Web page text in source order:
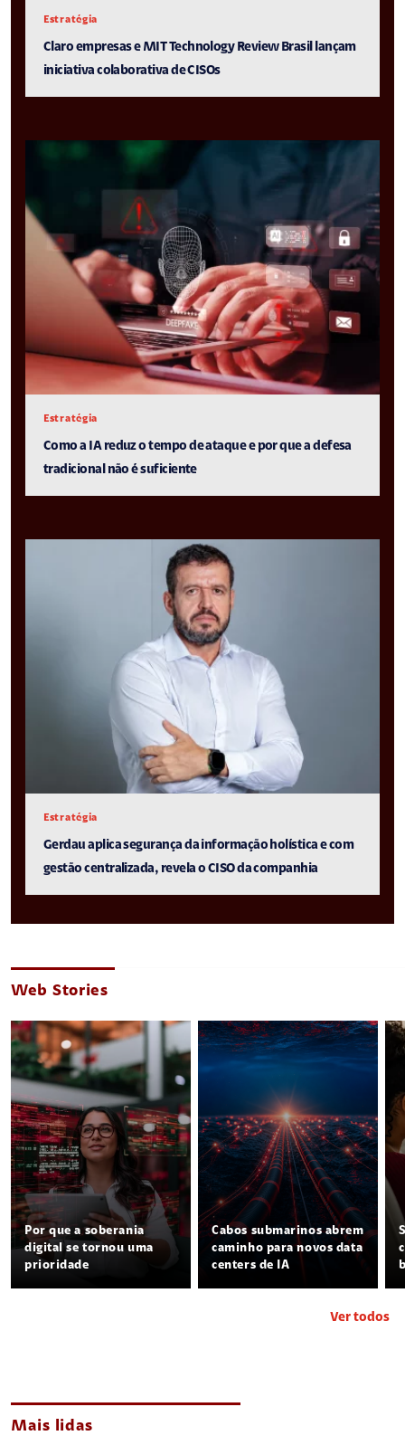
Estratégia
Claro empresas e MIT Technology Review Brasil lançam
iniciativa colaborativa de CISOs
Estratégia
Como a IA reduz o tempo de ataque e por que a defesa
tradicional não é suficiente
Estratégia
Gerdau aplica segurança da informação holística e com
gestão centralizada, revela o CISO da companhia
Web Stories
Por que a soberania
digital se tornou uma
prioridade
Cabos submarinos abrem
caminho para novos data
centers de IA
Ver todos
Mais lidas